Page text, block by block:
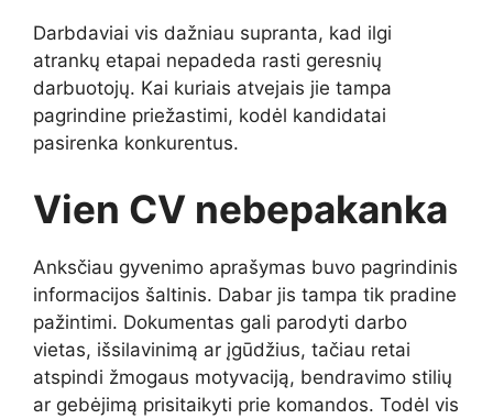
Darbdaviai vis dažniau supranta, kad ilgi
atrankų etapai nepadeda rasti geresnių
darbuotojų. Kai kuriais atvejais jie tampa
pagrindine priežastimi, kodėl kandidatai
pasirenka konkurentus.
Vien CV nebepakanka
Anksčiau gyvenimo aprašymas buvo pagrindinis
informacijos šaltinis. Dabar jis tampa tik pradine
pažintimi. Dokumentas gali parodyti darbo
vietas, išsilavinimą ar įgūdžius, tačiau retai
atspindi žmogaus motyvaciją, bendravimo stilių
ar gebėjimą prisitaikyti prie komandos. Todėl vis